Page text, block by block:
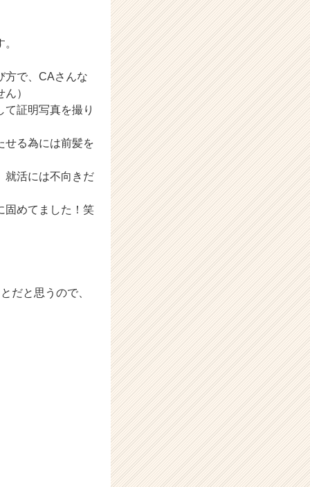
方で、CAさんな
）
証明写真を撮り
せる為には前髪を
就活には不向きだ
固めてました！笑
だと思うので、